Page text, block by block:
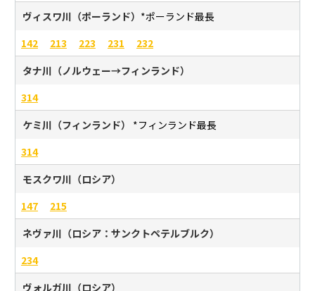
ヴィスワ川（ポーランド） *ポーランド最長
142
213 223 231
232
タナ川（ノルウェー→フィンランド）
314
ケミ川（フィンランド） *フィンランド最長
314
モスクワ川（ロシア）
147
215
ネヴァ川（ロシア：サンクトペテルブルク）
234
ヴォルガ川（ロシア）